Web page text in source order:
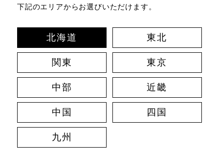
下記のエリアからお選びいただけます。
北海道 東北
関東 東京
中部 近畿
中国 四国
九州